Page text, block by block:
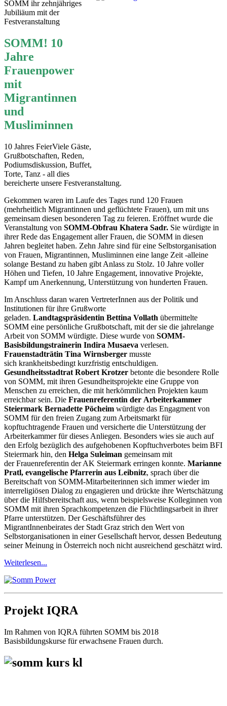
SOMM ihr zehnjähriges
Jubiliäum mit der
Festveranstaltung
SOMM! 10
Jahre
Frauenpower
mit
Migrantinnen
und
Musliminnen
10 Jahres FeierViele Gäste,
Grußbotschaften, Reden,
Podiumsdiskussion, Buffet,
Torte, Tanz - all dies
bereicherte unsere Festveranstaltung.
Gekommen waren im Laufe des Tages rund 120 Frauen
(mehrheitlich Migrantinnen und geflüchtete Frauen), um mit uns
gemeinsam diesen besonderen Tag zu feieren. Eröffnet wurde die
Veranstaltung von SOMM-Obfrau Khatera Sadr. Sie würdigte in
ihrer Rede das Engagement aller Frauen, die SOMM in diesen
Jahren begleitet haben. Zehn Jahre sind für eine Selbstorganisation
von Frauen, Migrantinnen, Musliminnen eine lange Zeit -alleine
solange Bestand zu haben gibt Anlass zu Stolz. 10 Jahre voller
Höhen und Tiefen, 10 Jahre Engagement, innovative Projekte,
Kampf um Anerkennung, Unterstützung von hunderten Frauen.
Im Anschluss daran waren VertreterInnen aus der Politik und
Institutionen für ihre Grußworte
geladen. Landtagspräsidentin Bettina Vollath übermittelte
SOMM eine persönliche Grußbotschaft, mit der sie die jahrelange
Arbeit von SOMM würdigte. Diese wurde von SOMM-
Basisbildungstrainerin Indira Musaeva verlesen.
Frauenstadträtin Tina Wirnsberger musste
sich krankheitsbedingt kurzfristig entschuldigen.
Gesundheitsstadtrat Robert Krotzer betonte die besondere Rolle
von SOMM, mit ihren Gesundheitsprojekte eine Gruppe von
Menschen zu erreichen, die mit herkömmlichen Projekten kaum
erreichbar sein. Die Frauenreferentin der Arbeiterkammer
Steiermark Bernadette Pöcheim würdigte das Engagment von
SOMM für den freien Zugang zum Arbeitsmarkt für
kopftuchtragende Frauen und versicherte die Unterstützung der
Arbeiterkammer für dieses Anliegen. Besonders wies sie auch auf
den Erfolg bezüglich des aufgehobenen Kopftuchverbotes beim BFI
Steiermark hin, den Helga Suleiman gemeinsam mit
der Frauenreferentin der AK Steiermark erringen konnte. Marianne
Pratl, evangelische Pfarrerin aus Leibnitz, sprach über die
Bereitschaft von SOMM-Mitarbeiterinnen sich immer wieder im
interreligiösen Dialog zu engagieren und drückte ihre Wertschätzung
über die Hilfsbereitschaft aus, wenn beispielsweise Kolleginnen von
SOMM mit ihren Sprachkompetenzen die Flüchtlingsarbeit in ihrer
Pfarre unterstützen. Der Geschäftsführer des
MigrantInnenbeirates der Stadt Graz strich den Wert von
Selbstorganisationen in einer Gesellschaft hervor, dessen Bedeutung
seiner Meinung in Österreich noch nicht ausreichend geschätzt wird.
Weiterlesen...
Projekt IQRA
Im Rahmen von IQRA führten SOMM bis 2018
Basisbildungskurse für erwachsene Frauen durch.